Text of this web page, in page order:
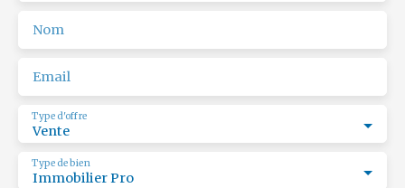
Nom
Email
Vente
Type d'offre
Immobilier Pro
Type de bien